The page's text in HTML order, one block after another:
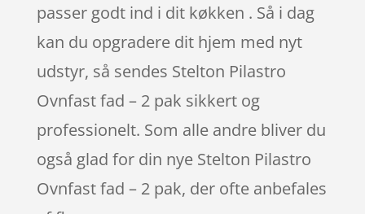
passer godt ind i dit køkken . Så i dag
kan du opgradere dit hjem med nyt
udstyr, så sendes Stelton Pilastro
Ovnfast fad – 2 pak sikkert og
professionelt. Som alle andre bliver du
også glad for din nye Stelton Pilastro
Ovnfast fad – 2 pak, der ofte anbefales